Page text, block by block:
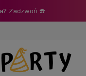
Zadzwoń ☎️